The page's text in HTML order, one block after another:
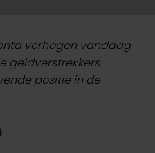
verhogen vandaag
geldverstrekkers
positie in de